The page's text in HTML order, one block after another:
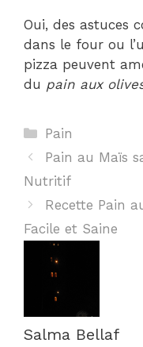
Oui, des astuces
dans le four ou
pizza peuvent
du pain aux
Catégories
Pain
Pain au Maïs
Nutritif
Recette Pain
Facile et Saine
Salma Bellaf